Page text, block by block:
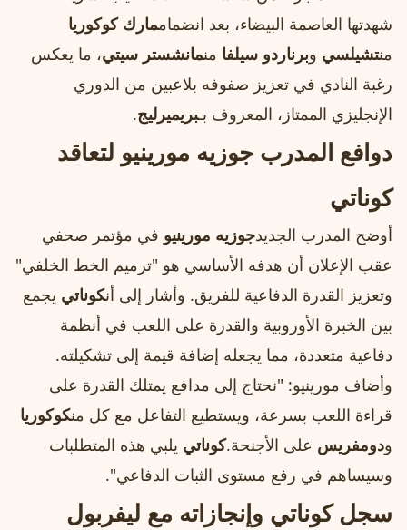
شهدتها العاصمة البيضاء، بعد انضماممارك كوكوريا
منتشيلسي وبرناردو سيلفا منمانشستر سيتي، ما يعكس
رغبة النادي في تعزيز صفوفه بلاعبين من الدوري
الإنجليزي الممتاز، المعروف بـبريميرليج.
دوافع المدرب جوزيه مورينيو لتعاقد
كوناتي
أوضح المدرب الجديدجوزيه مورينيو في مؤتمر صحفي
عقب الإعلان أن هدفه الأساسي هو "ترميم الخط الخلفي"
وتعزيز القدرة الدفاعية للفريق. وأشار إلى أنكوناتي يجمع
بين الخبرة الأوروبية والقدرة على اللعب في أنظمة
دفاعية متعددة، مما يجعله إضافة قيمة إلى تشكيلته.
وأضاف مورينيو: "نحتاج إلى مدافع يمتلك القدرة على
قراءة اللعب بسرعة، ويستطيع التفاعل مع كل منكوكوريا
ودومفريس على الأجنحة.كوناتي يلبي هذه المتطلبات
وسيساهم في رفع مستوى الثبات الدفاعي".
سجل كوناتي وإنجازاته مع ليفربول